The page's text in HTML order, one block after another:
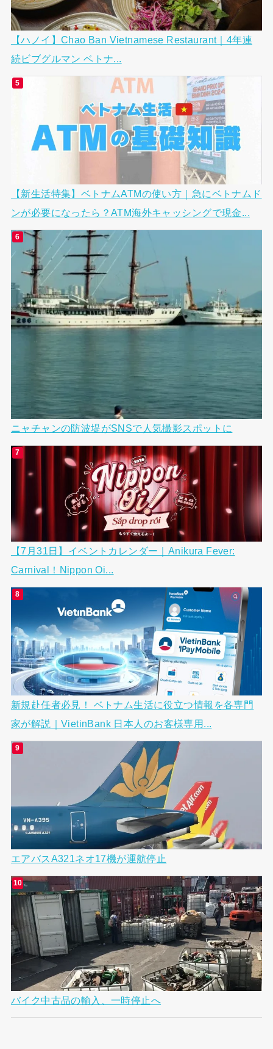
【ハノイ】Chao Ban Vietnamese Restaurant｜4年連
続ビブグルマン ベトナ...
【新生活特集】ベトナムATMの使い方｜急にベトナムド
ンが必要になったら？ATM海外キャッシングで現金...
ニャチャンの防波堤がSNSで人気撮影スポットに
【7月31日】イベントカレンダー｜Anikura Fever:
Carnival！Nippon Oi...
新規赴任者必見！ ベトナム生活に役立つ情報を各専門
家が解説｜VietinBank 日本人のお客様専用...
エアバスA321ネオ17機が運航停止
バイク中古品の輸入、一時停止へ